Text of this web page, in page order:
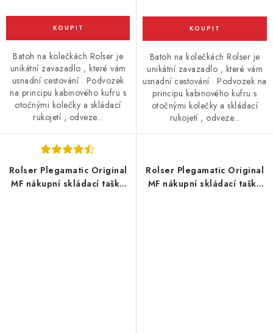
Batoh na kolečkách Rolser je
unikátní zavazadlo , které vám
usnadní cestování . Podvozek
na principu kabinového kufru s
otočnými kolečky a skládací
rukojetí , odveze...
Batoh na kolečkách Rolser je
unikátní zavazadlo , které vám
usnadní cestování . Podvozek na
principu kabinového kufru s
otočnými kolečky a skládací
rukojetí , odveze...
Rolser Plegamatic Original
MF nákupní skládací taška
Rolser Plegamatic Original
MF nákupní skládací taška